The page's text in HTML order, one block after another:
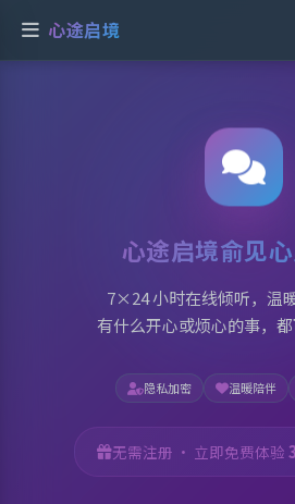
心途启境 - 专业的
心途启境
心途启境俞见
7×24 小时在线倾听，温
有什么开心或烦心的事，
隐私加密 温暖陪伴
无需注册 · 立即免费体验 3